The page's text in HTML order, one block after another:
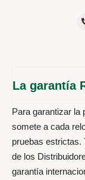
La garantía
Para garantizar la
somete a cada
pruebas estrictas.
de los
garantía